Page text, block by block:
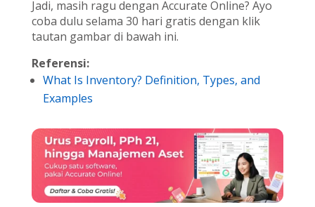
Jadi, masih ragu dengan Accurate Online? Ayo
coba dulu selama 30 hari gratis dengan klik
tautan gambar di bawah ini.
Referensi:
What Is Inventory? Definition, Types, and
Examples